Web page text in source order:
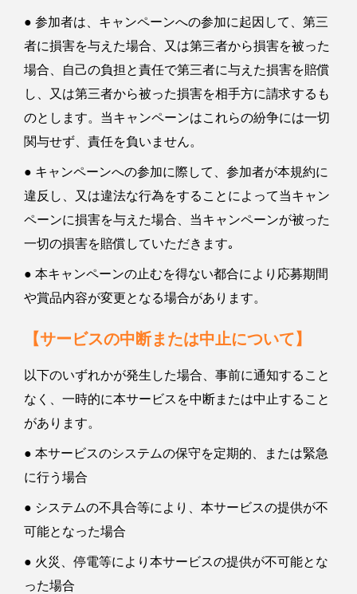
● 参加者は、キャンペーンへの参加に起因して、第三
者に損害を与えた場合、又は第三者から損害を被った
場合、自己の負担と責任で第三者に与えた損害を賠償
し、又は第三者から被った損害を相手方に請求するも
のとします。当キャンペーンはこれらの紛争には一切
関与せず、責任を負いません。
● キャンペーンへの参加に際して、参加者が本規約に
違反し、又は違法な行為をすることによって当キャン
ペーンに損害を与えた場合、当キャンペーンが被った
一切の損害を賠償していただきます｡
● 本キャンペーンの止むを得ない都合により応募期間
や賞品内容が変更となる場合があります。
【サービスの中断または中止について】
以下のいずれかが発生した場合、事前に通知すること
なく、一時的に本サービスを中断または中止すること
があります。
● 本サービスのシステムの保守を定期的、または緊急
に行う場合
● システムの不具合等により、本サービスの提供が不
可能となった場合
● 火災、停電等により本サービスの提供が不可能とな
った場合